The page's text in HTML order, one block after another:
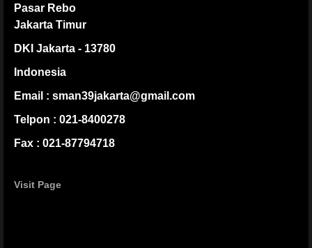
Pasar Rebo
Jakarta Timur
DKI Jakarta - 13780
Indonesia
Email : sman39jakarta@gmail.com
Telpon : 021-8400278
Fax : 021-87794718
Visit Page